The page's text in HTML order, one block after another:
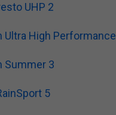
UHP 2
Ultra High Performance
Summer 3
5